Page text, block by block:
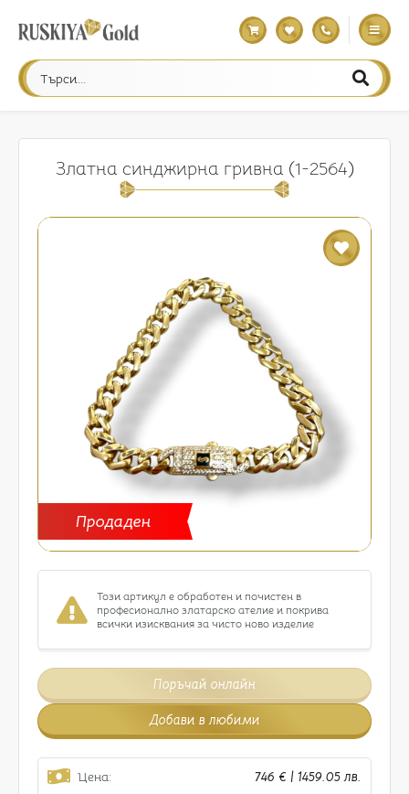
Златна синджирна гривна (1-2564)
Продаден
Този артикул е обработен и почистен в
професионално златарско ателие и покрива
всички изисквания за чисто ново изделие
Поръчай онлайн
Добави в любими
Цена: 746 € | 1459.05 лв.